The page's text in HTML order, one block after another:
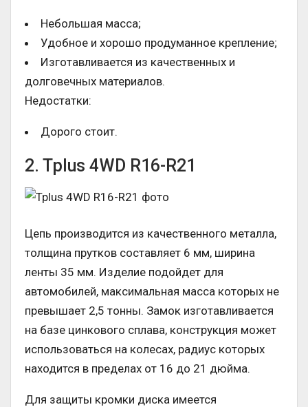
Небольшая масса;
Удобное и хорошо продуманное крепление;
Изготавливается из качественных и
долговечных материалов.
Недостатки:
Дорого стоит.
2. Tplus 4WD R16-R21
Цепь производится из качественного металла,
толщина прутков составляет 6 мм, ширина
ленты 35 мм. Изделие подойдет для
автомобилей, максимальная масса которых не
превышает 2,5 тонны. Замок изготавливается
на базе цинкового сплава, конструкция может
использоваться на колесах, радиус которых
находится в пределах от 16 до 21 дюйма.
Для защиты кромки диска имеется